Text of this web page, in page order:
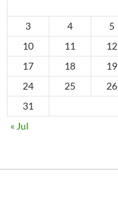
3
4 5
10
11 12
17
18 19
24
25 26
31
« Jul